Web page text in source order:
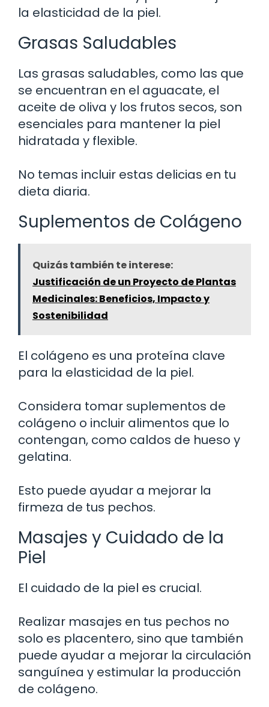
la elasticidad de la piel.
Grasas Saludables
Las grasas saludables, como las que
se encuentran en el aguacate, el
aceite de oliva y los frutos secos, son
esenciales para mantener la piel
hidratada y flexible.
No temas incluir estas delicias en tu
dieta diaria.
Suplementos de Colágeno
Quizás también te interese:
Justificación de un Proyecto de Plantas
Medicinales: Beneficios, Impacto y
Sostenibilidad
El colágeno es una proteína clave
para la elasticidad de la piel.
Considera tomar suplementos de
colágeno o incluir alimentos que lo
contengan, como caldos de hueso y
gelatina.
Esto puede ayudar a mejorar la
firmeza de tus pechos.
Masajes y Cuidado de la
Piel
El cuidado de la piel es crucial.
Realizar masajes en tus pechos no
solo es placentero, sino que también
puede ayudar a mejorar la circulación
sanguínea y estimular la producción
de colágeno.